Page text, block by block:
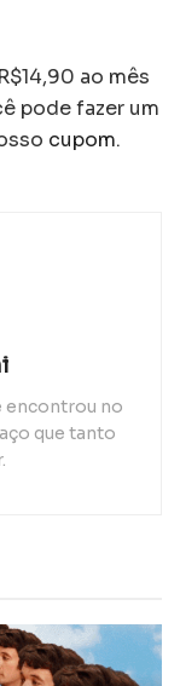
ao mês
pode fazer um
cupom.
encontrou no
que tanto